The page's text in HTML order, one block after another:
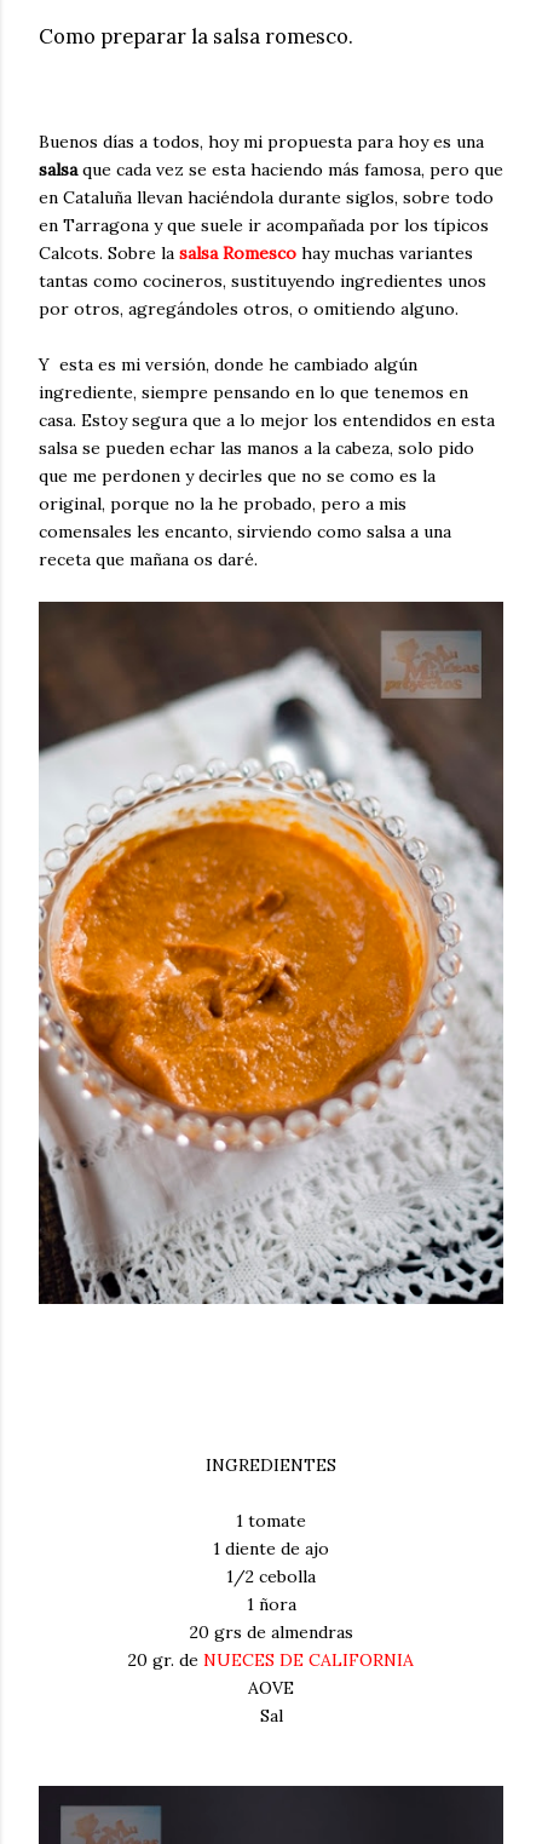
copiosos de invierno. Con esta receta simple pero
sustituto perfecto a los frutos se...
Como preparar la salsa romesco.
Buenos días a todos, hoy mi propuesta para hoy es una
salsaque cada vez se esta haciendo más famosa, pero que
en Cataluña llevan haciéndola durante siglos, sobre todo
en Tarragona y que suele ir acompañada por los típicos
Calcots. Sobre la salsa Romesco hay muchas variantes
tantas como cocineros, sustituyendo ingredientes unos
por otros, agregándoles otros, o omitiendo alguno.
Y esta es mi versión, donde he cambiado algún
ingrediente, siempre pensando en lo que tenemos en
casa. Estoy segura que a lo mejor los entendidos en esta
salsa se pueden echar las manos a la cabeza, solo pido
que me perdonen y decirles que no se como es la
original, porque no la he probado, pero a mis
comensales les encanto, sirviendo como salsa a una
receta que mañana os daré.
INGREDIENTES
1 tomate
1 diente de ajo
1/2 cebolla
1 ñora
20 grs de almendras
20 gr. de NUECES DE CALIFORNIA
AOVE
Sal